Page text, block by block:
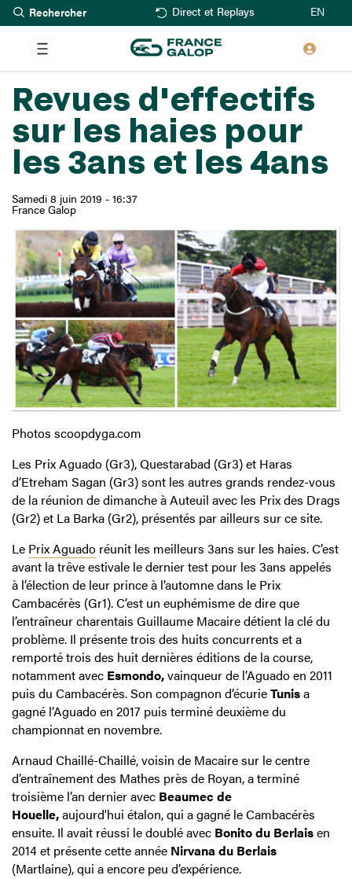
Aller
au
contenu
principal
Rechercher Direct et Replays EN
Revues d'effectifs
sur les haies pour
les 3ans et les 4ans
Samedi 8 juin 2019 - 16:37
France Galop
Photos scoopdyga.com
Les Prix Aguado (Gr3), Questarabad (Gr3) et Haras
d’Etreham Sagan (Gr3) sont les autres grands rendez-vous
de la réunion de dimanche à Auteuil avec les Prix des Drags
(Gr2) et La Barka (Gr2), présentés par ailleurs sur ce site.
Le Prix Aguado réunit les meilleurs 3ans sur les haies. C’est
avant la trêve estivale le dernier test pour les 3ans appelés
à l’élection de leur prince à l’automne dans le Prix
Cambacérès (Gr1). C’est un euphémisme de dire que
l’entraîneur charentais Guillaume Macaire détient la clé du
problème. Il présente trois des huits concurrents et a
remporté trois des huit dernières éditions de la course,
notamment avec Esmondo,vainqueur de l’Aguado en 2011
puis du Cambacérès. Son compagnon d’écurieTunisa
gagné l’Aguado en 2017 puis terminé deuxième du
championnat en novembre.
Arnaud Chaillé-Chaillé, voisin de Macaire sur le centre
d’entraînement des Mathes près de Royan, a terminé
troisième l’an dernier avec Beaumec de
Houelle,aujourd'hui étalon, qui a gagné le Cambacérès
ensuite. Il avait réussi le doublé avec Bonito du Berlaisen
2014 et présente cette année Nirvana du Berlais
(Martlaine), qui a encore peu d’expérience.